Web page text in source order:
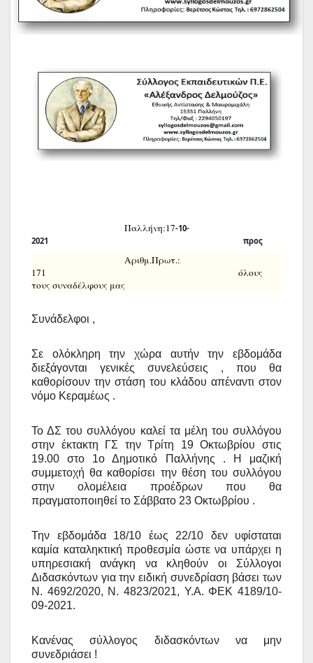
Παλλήνη:17-10-
2021 προς
Αριθμ.Πρωτ.:
171 όλους
τους συναδέλφους μας
Συνάδελφοι ,
Σε ολόκληρη την χώρα αυτήν την εβδομάδα
διεξάγονται γενικές συνελεύσεις , που θα
καθορίσουν την στάση του κλάδου απέναντι στον
νόμο Κεραμέως .
Το ΔΣ του συλλόγου καλεί τα μέλη του συλλόγου
στην έκτακτη ΓΣ την Τρίτη 19 Οκτωβρίου στις
19.00 στο 1ο Δημοτικό Παλλήνης . Η μαζική
συμμετοχή θα καθορίσει την θέση του συλλόγου
στην ολομέλεια προέδρων που θα
πραγματοποιηθεί το Σάββατο 23 Οκτωβρίου .
Την εβδομάδα 18/10 έως 22/10 δεν υφίσταται
καμία καταληκτική προθεσμία ώστε να υπάρχει η
υπηρεσιακή ανάγκη να κληθούν οι Σύλλογοι
Διδασκόντων για την ειδική συνεδρίαση βάσει των
Ν. 4692/2020, Ν. 4823/2021, Υ.Α. ΦΕΚ 4189/10-
09-2021.
Κανένας σύλλογος διδασκόντων να μην
συνεδριάσει !